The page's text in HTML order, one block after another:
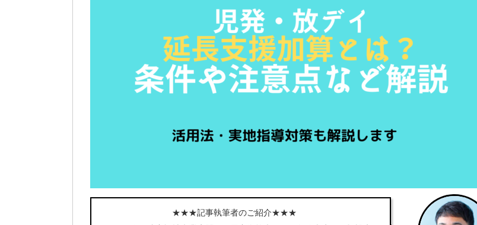
★★★記事執筆者のご紹介★★★